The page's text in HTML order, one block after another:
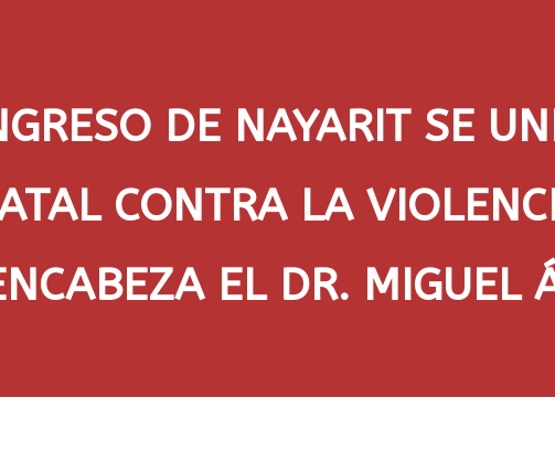
DE NAYARIT SE
CONTRA LA
EL DR. MIGUEL